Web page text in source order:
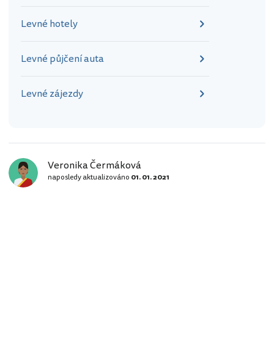
Levné hotely
Levné půjčení auta
Levné zájezdy
Veronika Čermáková
naposledy aktualizováno 01. 01. 2021